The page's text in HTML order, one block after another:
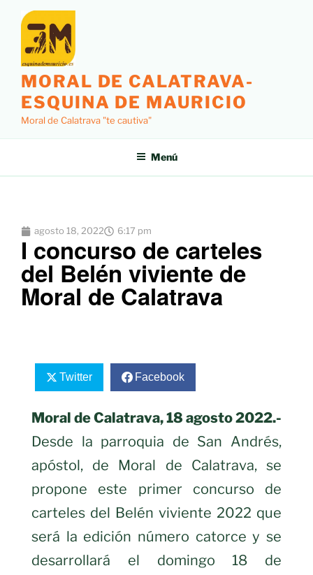
MORAL DE CALATRAVA-
ESQUINA DE MAURICIO
Moral de Calatrava "te cautiva"
Menú
agosto 18, 2022 6:17 pm
I concurso de carteles
del Belén viviente de
Moral de Calatrava
Twitter Facebook
Moral de Calatrava, 18 agosto 2022.-
Desde la parroquia de San Andrés,
apóstol, de Moral de Calatrava, se
propone este primer concurso de
carteles del Belén viviente 2022 que
será la edición número catorce y se
desarrollará el domingo 18 de